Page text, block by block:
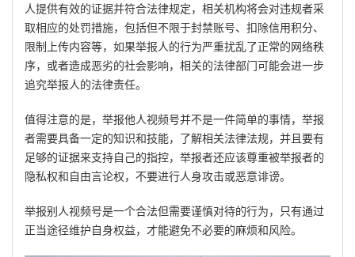
人提供有效的证据并符合法律规定，相关机构将会对违规者采
取相应的处罚措施，包括但不限于封禁账号、扣除信用积分、
限制上传内容等，如果举报人的行为严重扰乱了正常的网络秩
序，或者造成恶劣的社会影响，相关的法律部门可能会进一步
追究举报人的法律责任。
值得注意的是，举报他人视频号并不是一件简单的事情，举报
者需要具备一定的知识和技能，了解相关法律法规，并且要有
足够的证据来支持自己的指控，举报者还应该尊重被举报者的
隐私权和自由言论权，不要进行人身攻击或恶意诽谤。
举报别人视频号是一个合法但需要谨慎对待的行为，只有通过
正当途径维护自身权益，才能避免不必要的麻烦和风险。